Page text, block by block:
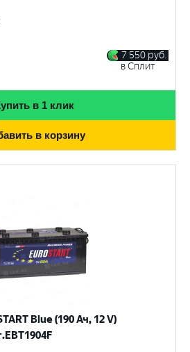
7 550 руб.
в Сплит
в 1 клик
в корзину
Blue (190 Ач, 12 V)